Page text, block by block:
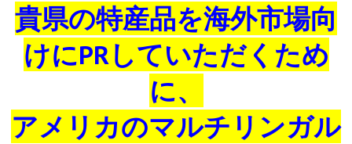
Books
Sushi & Sake
Sake Spectator
貴県の特産品を海外市場向
けにPRしていただくため
に、
アメリカのマルチリンガル